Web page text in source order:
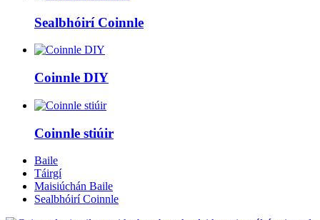
Sealbhóirí Coinnle
Coinnle DIY
Coinnle stiúir
Baile
Táirgí
Maisiúchán Baile
Sealbhóirí Coinnle